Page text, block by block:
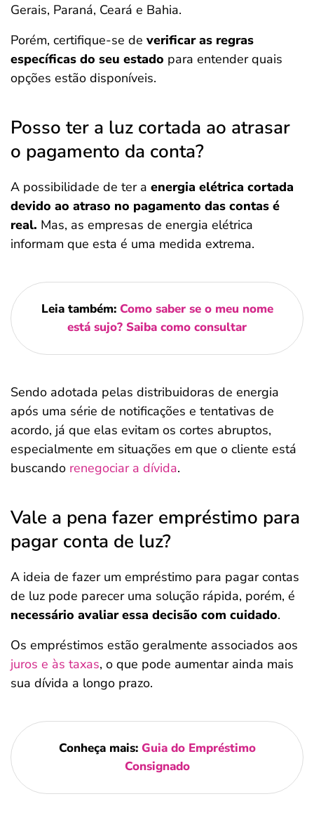
Gerais, Paraná, Ceará e Bahia.
Porém, certifique-se de verificar as regras
específicas do seu estado para entender quais
opções estão disponíveis.
Posso ter a luz cortada ao atrasar
o pagamento da conta?
A possibilidade de ter a energia elétrica cortada
devido ao atraso no pagamento das contas é
real. Mas, as empresas de energia elétrica
informam que esta é uma medida extrema.
Leia também: Como saber se o meu nome
está sujo? Saiba como consultar
Sendo adotada pelas distribuidoras de energia
após uma série de notificações e tentativas de
acordo, já que elas evitam os cortes abruptos,
especialmente em situações em que o cliente está
buscando renegociar a dívida.
Vale a pena fazer empréstimo para
pagar conta de luz?
A ideia de fazer um empréstimo para pagar contas
de luz pode parecer uma solução rápida, porém, é
necessário avaliar essa decisão com cuidado.
Os empréstimos estão geralmente associados aos
juros e às taxas, o que pode aumentar ainda mais
sua dívida a longo prazo.
Conheça mais: Guia do Empréstimo
Consignado